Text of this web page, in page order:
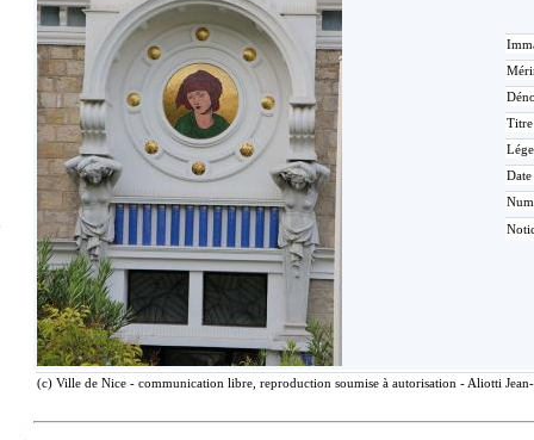
(c) Ville de Nice - communication libre, reproduction soumise à autorisation - Aliotti